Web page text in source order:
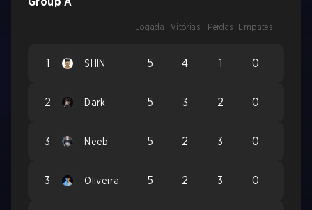
Jogada Vitórias Perdas Empates
1 SHIN 5 4 1 0
2 Dark 5 3 2 0
3 Neeb 5 2 3 0
3 Oliveira 5 2 3 0